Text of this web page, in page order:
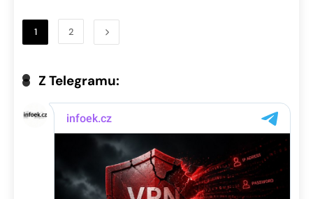
1 2
Z Telegramu: